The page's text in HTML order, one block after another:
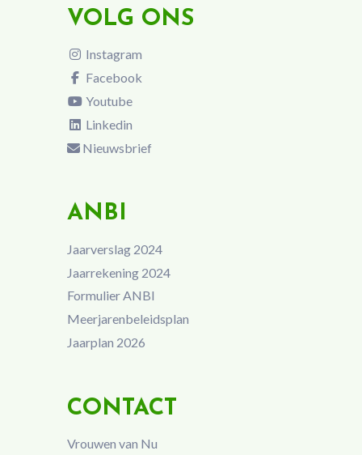
VOLG ONS
Instagram
Facebook
Youtube
Linkedin
Nieuwsbrief
ANBI
Jaarverslag 2024
Jaarrekening 2024
Formulier ANBI
Meerjarenbeleidsplan
Jaarplan 2026
CONTACT
Vrouwen van Nu